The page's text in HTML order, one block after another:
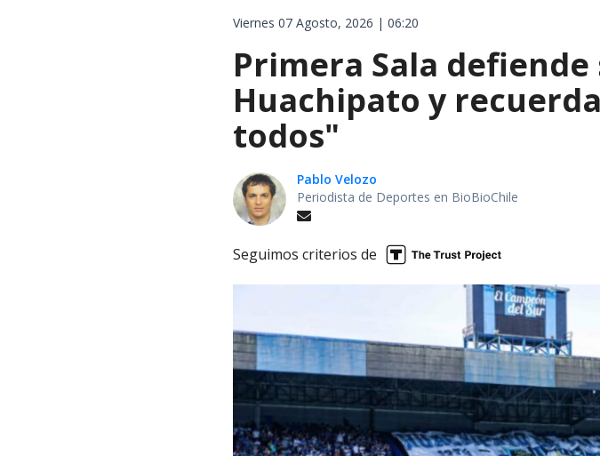
Viernes 07 Agosto, 2026 | 06:20
Primera Sala
Huachipato y
todos"
Pablo Velozo
Periodista de Deportes en BioBioChile
Seguimos criterios de